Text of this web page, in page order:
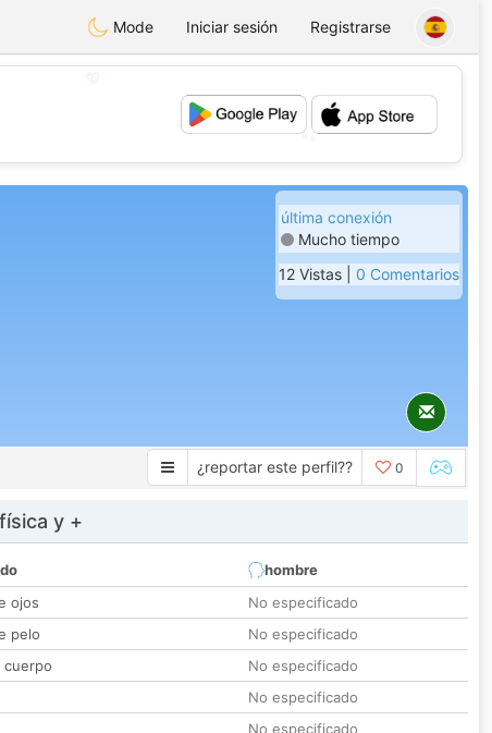
Mode Iniciar sesión Registrarse
💕
última conexión
Mucho tiempo
12 Vistas | 0 Comentarios
¿reportar este perfil?? 0
y +
hombre
ojos
No especificado
pelo
No especificado
cuerpo
No especificado
No especificado
No especificado